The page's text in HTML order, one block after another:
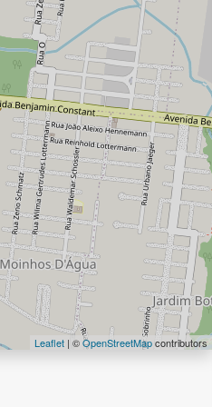
Leaflet | ©OpenStreetMapcontributors